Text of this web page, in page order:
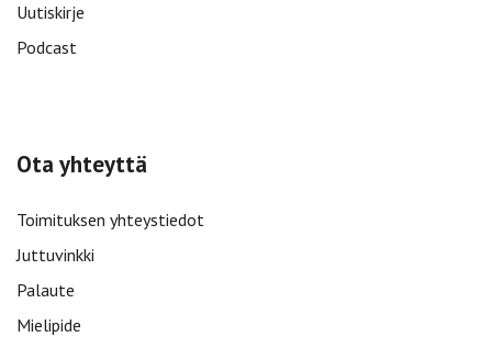
Uutiskirje
Podcast
Ota yhteyttä
Toimituksen yhteystiedot
Juttuvinkki
Palaute
Mielipide